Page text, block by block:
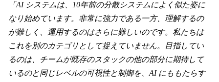
「AI システムは、10年前の分散システムによく似た姿に
なり始めています。非常に強力である一方、理解するの
が難しく、運用するのはさらに難しいのです。私たちは
これを別のカテゴリとして捉えていません。目指してい
るのは、チームが既存のスタックの他の部分に期待して
いるのと同じレベルの可視性と制御を、AI にももたらす